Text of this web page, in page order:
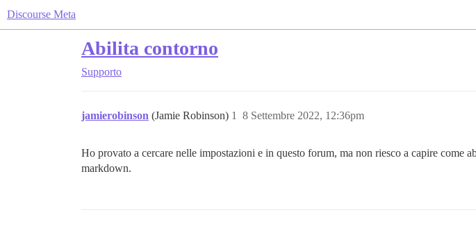
Discourse Meta
Abilita contorno
Supporto
jamierobinson (Jamie Robinson) 8 Settembre 2022, 12:36pm
1
Ho provato a cercare nelle impostazioni e in questo forum, ma non riesco a capire come
markdown.